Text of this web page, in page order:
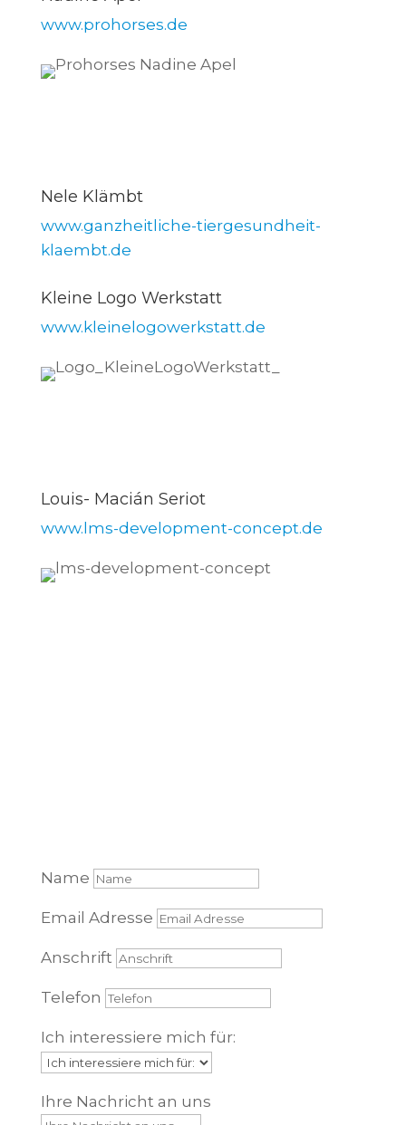
www.prohorses.de
Nele Klämbt
www.ganzheitliche-tiergesundheit-
klaembt.de
Kleine Logo Werkstatt
www.kleinelogowerkstatt.de
Louis- Macián Seriot
www.lms-development-concept.de
Name
Email Adresse
Anschrift
Telefon
Ich interessiere mich für:
Ihre Nachricht an uns